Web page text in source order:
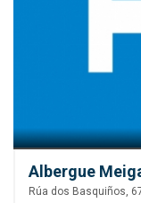
Albergue
Rúa dos Basquiños,